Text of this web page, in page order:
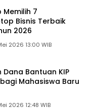
Memilih 7
Bisnis Terbaik
2026
Selasa, 12 Mei 2026 13:00 WIB
Bantuan KIP
Mahasiswa Baru
Selasa, 12 Mei 2026 12:48 WIB